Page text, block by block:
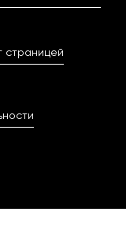
страницей